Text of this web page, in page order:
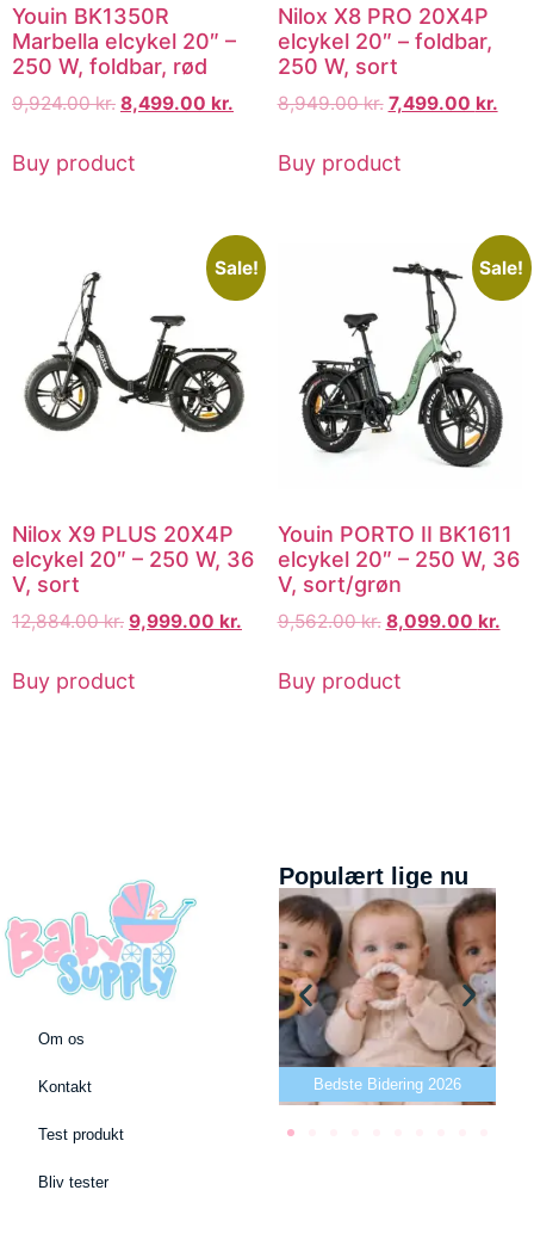
Youin BK1350R
Marbella elcykel 20″ –
250 W, foldbar, rød
9,924.00kr. 8,499.00 kr.
Buy product
Nilox X8 PRO 20X4P
elcykel 20″ – foldbar,
250 W, sort
8,949.00kr. 7,499.00 kr.
Buy product
Sale!
Nilox X9 PLUS 20X4P
elcykel 20″ – 250 W, 36
V, sort
12,884.00kr. 9,999.00 kr.
Buy product
Sale!
Youin PORTO II BK1611
elcykel 20″ – 250 W, 36
V, sort/grøn
9,562.00kr. 8,099.00 kr.
Buy product
Om os
Kontakt
Test produkt
Bliv tester
Populært lige nu
Bedste puslepude 2026 Bedste Bidering 2026